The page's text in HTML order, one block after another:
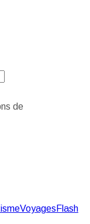
de
Voyages Flash